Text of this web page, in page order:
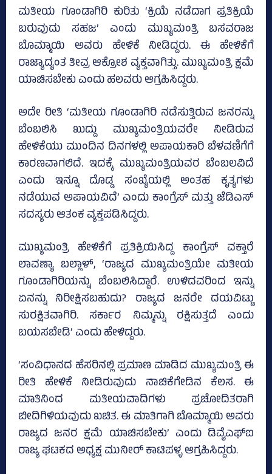
ಮತೀಯ ಗೂಂಡಾಗಿರಿ ಕುರಿತು ‘ಕ್ರಿಯೆ ನಡೆದಾಗ ಪ್ರತಿಕ್ರಿಯೆ
ಬರುವುದು ಸಹಜ’ ಎಂದು ಮುಖ್ಯಮಂತ್ರಿ ಬಸವರಾಜ
ಬೊಮ್ಮಾಯಿ ಅವರು ಹೇಳಿಕೆ ನೀಡಿದ್ದರು. ಈ ಹೇಳಿಕೆಗೆ
ರಾಜ್ಯಾದ್ಯಂತ ತೀವ್ರ ಆಕ್ರೋಶ ವ್ಯಕ್ತವಾಗಿತ್ತು. ಮುಖ್ಯಮಂತ್ರಿ ಕ್ಷಮೆ
ಯಾಚಿಸಬೇಕು ಎಂದು ಹಲವರು ಆಗ್ರಹಿಸಿದ್ದರು.
ಅದೇ ರೀತಿ ‘ಮತೀಯ ಗೂಂಡಾಗಿರಿ ನಡೆಸುತ್ತಿರುವ ಜನರನ್ನು
ಬೆಂಬಲಿಸಿ ಖುದ್ದು ಮುಖ್ಯಮಂತ್ರಿಯವರೇ ನೀಡಿರುವ
ಹೇಳಿಕೆಯು ಮುಂದಿನ ದಿನಗಳಲ್ಲಿ ಅಪಾಯಕಾರಿ ಬೆಳವಣಿಗೆಗೆ
ಕಾರಣವಾಗಲಿದೆ. ಇದಕ್ಕೆ ಮುಖ್ಯಮಂತ್ರಿಯವರ ಬೆಂಬಲವಿದೆ
ಎಂದು ಇನ್ನೂ ದೊಡ್ಡ ಸಂಖ್ಯೆಯಲ್ಲಿ ಅಂತಹ ಕೃತ್ಯಗಳು
ನಡೆಯುವ ಅಪಾಯವಿದೆ’ ಎಂದು ಕಾಂಗ್ರೆಸ್‌ ಮತ್ತು ಜೆಡಿಎಸ್‌
ಸದಸ್ಯರು ಆತಂಕ ವ್ಯಕ್ತಪಡಿಸಿದ್ದರು.
ಮುಖ್ಯಮಂತ್ರಿ ಹೇಳಿಕೆಗೆ ಪ್ರತಿಕ್ರಿಯಿಸಿದ್ದ ಕಾಂಗ್ರೆಸ್‌ ವಕ್ತಾರೆ
ಲಾವಣ್ಯಾ ಬಲ್ಲಾಳ್‌, ‘ರಾಜ್ಯದ ಮುಖ್ಯಮಂತ್ರಿಯೇ ಮತೀಯ
ಗೂಂಡಾಗಿರಿಯನ್ನು ಬೆಂಬಲಿಸಿದ್ದಾರೆ. ಉಳಿದವರಿಂದ ಇನ್ನು
ಏನನ್ನು ನಿರೀಕ್ಷಿಸಬಹುದು? ರಾಜ್ಯದ ಜನರೇ ದಯವಿಟ್ಟು
ಸುರಕ್ಷಿತವಾಗಿರಿ. ಸರ್ಕಾರ ನಿಮ್ಮನ್ನು ರಕ್ಷಿಸುತ್ತದೆ ಎಂದು
ಬಯಸಬೇಡಿ’ ಎಂದು ಹೇಳಿದ್ದರು.
‘ಸಂವಿಧಾನದ ಹೆಸರಿನಲ್ಲಿ ಪ್ರಮಾಣ ಮಾಡಿದ ಮುಖ್ಯಮಂತ್ರಿ ಈ
ರೀತಿ ಹೇಳಿಕೆ ನೀಡಿರುವುದು ನಾಚಿಕೆಗೇಡಿನ ಕೆಲಸ. ಈ
ಮಾತಿನಿಂದ ಮತೀಯವಾದಿಗಳು ಪ್ರಚೋದಿತರಾಗಿ
ಬೀದಿಗಿಳಿಯವುದು ಖಚಿತ. ಈ ಮಾತಿಗಾಗಿ ಬೊಮ್ಮಾಯಿ ಅವರು
ರಾಜ್ಯದ ಜನರ ಕ್ಷಮೆ ಯಾಚಿಸಬೇಕು’ ಎಂದು ಡಿವೈಎಫ್‌ಐ
ರಾಜ್ಯ ಘಟಕದ ಅಧ್ಯಕ್ಷ ಮುನೀರ್‌ ಕಾಟಿಪಳ್ಳ ಆಗ್ರಹಿಸಿದ್ದರು.